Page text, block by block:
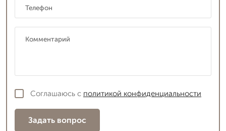
Соглашаюсь с политикой конфиденциальности
Задать вопрос